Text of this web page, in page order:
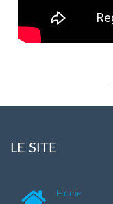
LE SITE
Home